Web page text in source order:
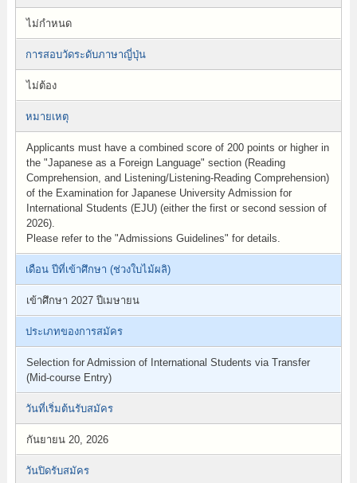
ไม่กำหนด
การสอบวัดระดับภาษาญี่ปุ่น
ไม่ต้อง
หมายเหตุ
Applicants must have a combined score of 200 points or higher in
the "Japanese as a Foreign Language" section (Reading
Comprehension, and Listening/Listening-Reading Comprehension)
of the Examination for Japanese University Admission for
International Students (EJU) (either the first or second session of
2026).
Please refer to the "Admissions Guidelines" for details.
เดือน ปีที่เข้าศึกษา (ช่วงใบไม้ผลิ)
เข้าศึกษา 2027 ปีเมษายน
ประเภทของการสมัคร
Selection for Admission of International Students via Transfer
(Mid-course Entry)
วันที่เริ่มต้นรับสมัคร
กันยายน 20, 2026
วันปิดรับสมัคร